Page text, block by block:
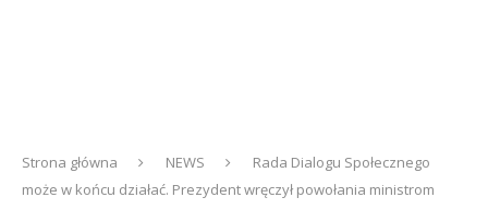
Strona główna NEWS
Rada Dialogu Społecznego
może w końcu działać. Prezydent wręczył powołania ministrom